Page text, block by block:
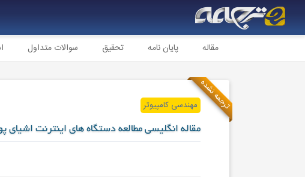
مقاله پایان نامه تحقیق سوالات متداول
ترجمه نشدهمهندسی کامپیوتر
مقاله انگلیسی مطالعه دستگاه های اینترنت اشیای